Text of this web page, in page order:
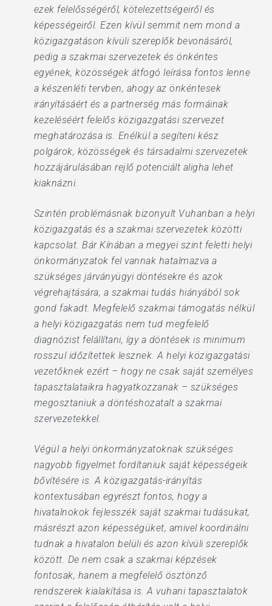
ezek felelősségéről, kötelezettségeiről és
képességeiről. Ezen kívül semmit nem mond a
közigazgatáson kívüli szereplők bevonásáról,
pedig a szakmai szervezetek és önkéntes
egyének, közösségek átfogó leírása fontos lenne
a készenléti tervben, ahogy az önkéntesek
irányításáért és a partnerség más formáinak
kezeléséért felelős közigazgatási szervezet
meghatározása is. Enélkül a segíteni kész
polgárok, közösségek és társadalmi szervezetek
hozzájárulásában rejlő potenciált aligha lehet
kiaknázni.
Szintén problémásnak bizonyult Vuhanban a helyi
közigazgatás és a szakmai szervezetek közötti
kapcsolat. Bár Kínában a megyei szint feletti helyi
önkormányzatok fel vannak hatalmazva a
szükséges járványügyi döntésekre és azok
végrehajtására, a szakmai tudás hiányából sok
gond fakadt. Megfelelő szakmai támogatás nélkül
a helyi közigazgatás nem tud megfelelő
diagnózist felállítani, így a döntések is minimum
rosszul időzítettek lesznek. A helyi közigazgatási
vezetőknek ezért – hogy ne csak saját személyes
tapasztalataikra hagyatkozzanak – szükséges
megosztaniuk a döntéshozatalt a szakmai
szervezetekkel.
Végül a helyi önkormányzatoknak szükséges
nagyobb figyelmet fordítaniuk saját képességeik
bővítésére is. A közigazgatás-irányítás
kontextusában egyrészt fontos, hogy a
hivatalnokok fejlesszék saját szakmai tudásukat,
másrészt azon képességüket, amivel koordinálni
tudnak a hivatalon belüli és azon kívüli szereplők
között. De nem csak a szakmai képzések
fontosak, hanem a megfelelő ösztönző
rendszerek kialakítása is. A vuhani tapasztalatok